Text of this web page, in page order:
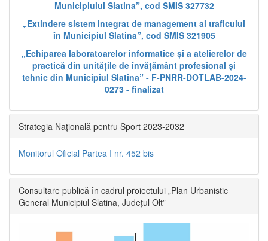
Municipiului Slatina”, cod SMIS 327732
„Extindere sistem integrat de management al traficului
în Municipiul Slatina”, cod SMIS 321905
„Echiparea laboratoarelor informatice și a atelierelor de
practică din unitățile de învățământ profesional și
tehnic din Municipiul Slatina” - F-PNRR-DOTLAB-2024-
0273 - finalizat
Strategia Națională pentru Sport 2023-2032
Monitorul Oficial Partea I nr. 452 bis
Consultare publică în cadrul proiectului „Plan Urbanistic
General Municipiul Slatina, Județul Olt”